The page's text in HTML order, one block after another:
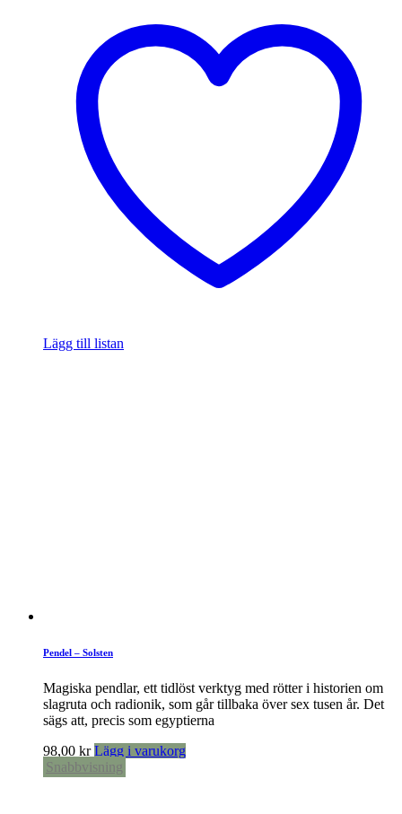
Lägg till listan
Pendel – Solsten
Magiska pendlar, ett tidlöst verktyg med rötter i historien om
slagruta och radionik, som går tillbaka över sex tusen år. Det
sägs att, precis som egyptierna
98,00 kr Lägg i varukorg
Snabbvisning